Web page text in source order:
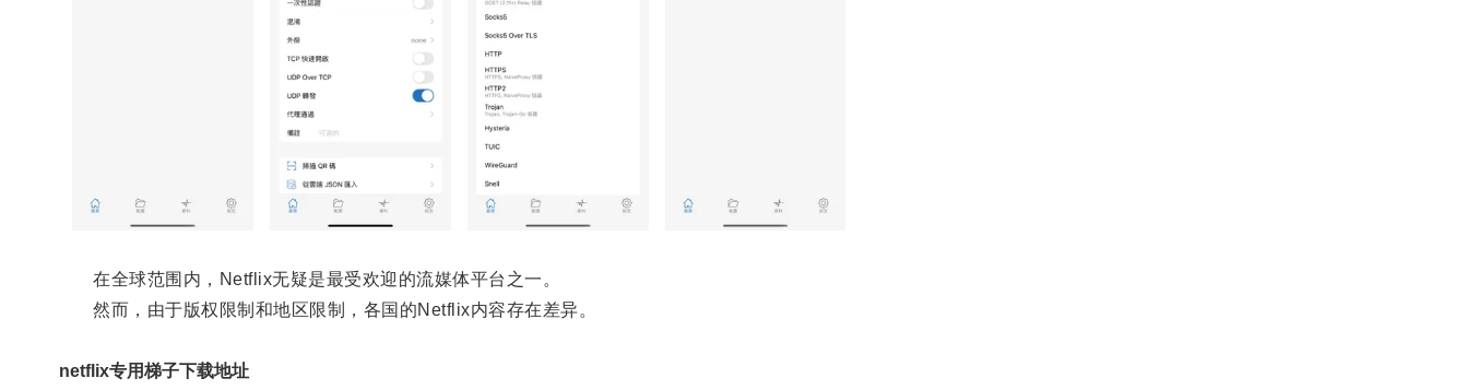
在全球范围内，Netflix无疑是最受欢迎的流媒体平台之一。
然而，由于版权限制和地区限制，各国的Netflix内容存在差异。
netflix专用梯子下载地址